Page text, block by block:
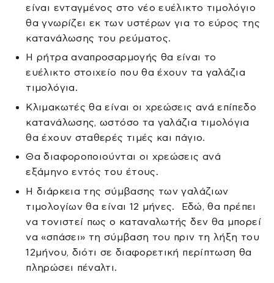
είναι ενταγμένος στο νέο ευέλικτο τιμολόγιο
θα γνωρίζει εκ των υστέρων για το εύρος της
κατανάλωσης του ρεύματος.
Η ρήτρα αναπροσαρμογής θα είναι το
ευέλικτο στοιχείο που θα έχουν τα γαλάζια
τιμολόγια.
Κλιμακωτές θα είναι οι χρεώσεις ανά επίπεδο
κατανάλωσης, ωστόσο τα γαλάζια τιμολόγια
θα έχουν σταθερές τιμές και πάγιο.
Θα διαφοροποιούνται οι χρεώσεις ανά
εξάμηνο εντός του έτους.
Η διάρκεια της σύμβασης των γαλάζιων
τιμολογίων θα είναι 12 μήνες. Εδώ, θα πρέπει
να τονιστεί πως ο καταναλωτής δεν θα μπορεί
να «σπάσει» τη σύμβαση του πριν τη λήξη του
12μήνου, διότι σε διαφορετική περίπτωση θα
πληρώσει πέναλτι.